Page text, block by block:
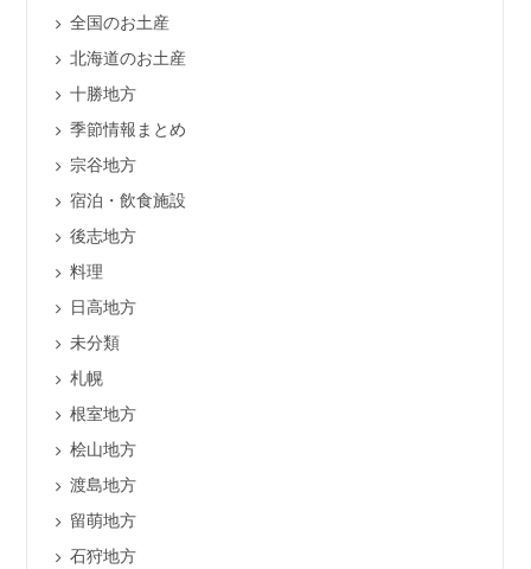
全国のお土産
北海道のお土産
十勝地方
季節情報まとめ
宗谷地方
宿泊・飲食施設
後志地方
料理
日高地方
未分類
札幌
根室地方
桧山地方
渡島地方
留萌地方
石狩地方